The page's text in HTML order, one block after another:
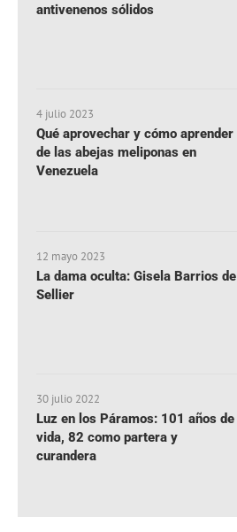
antivenenos sólidos
4 julio 2023
Qué aprovechar y cómo aprender
de las abejas meliponas en
Venezuela
12 mayo 2023
La dama oculta: Gisela Barrios de
Sellier
30 julio 2022
Luz en los Páramos: 101 años de
vida, 82 como partera y
curandera